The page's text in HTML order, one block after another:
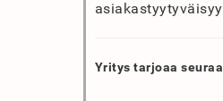
Yritys tarjoaa